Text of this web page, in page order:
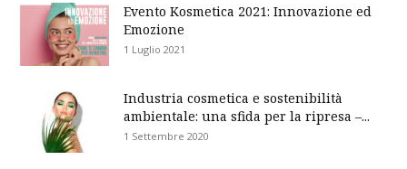
Evento Kosmetica 2021: Innovazione ed
Emozione
1 Luglio 2021
Industria cosmetica e sostenibilità
ambientale: una sfida per la ripresa –...
1 Settembre 2020